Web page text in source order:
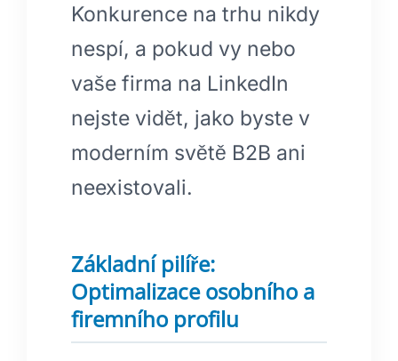
Konkurence na trhu nikdy
nespí, a pokud vy nebo
vaše firma na LinkedIn
nejste vidět, jako byste v
moderním světě B2B ani
neexistovali.
Základní pilíře:
Optimalizace osobního a
firemního profilu